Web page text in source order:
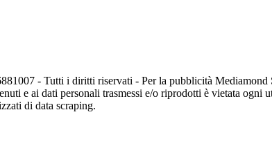
- Tutti i diritti riservati - Per la pubblicità
e ai dati personali trasmessi e/o riprodotti è vietata ogni
di data scraping.